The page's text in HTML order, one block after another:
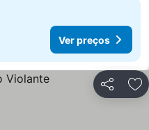
Ver preços
Partilhar